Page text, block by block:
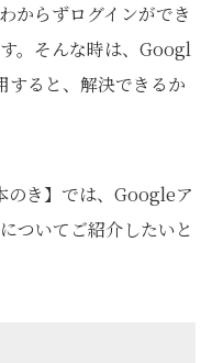
からずログインができ
。そんな時は、Googl
すると、解決できるか
のき】では、Googleア
ついてご紹介したいと